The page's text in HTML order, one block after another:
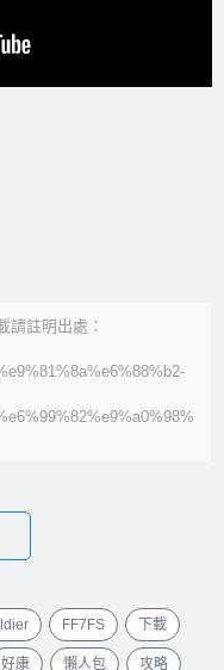
請註明出處：
FF7FS 下載
好康 懶人包 攻略